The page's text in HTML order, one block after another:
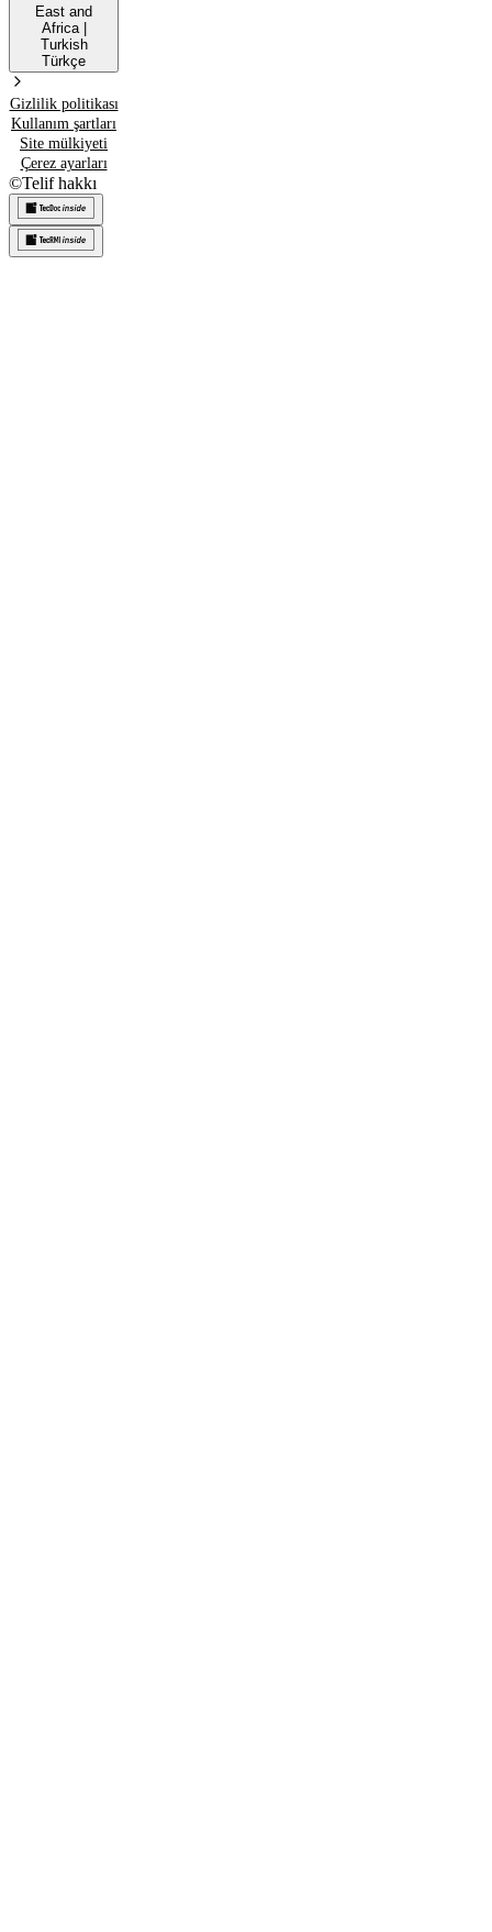
East and
Africa|
Turkish
Türkçe
Gizlilik politikası
Kullanım şartları
Site mülkiyeti
Çerez ayarları
©Telif hakkı